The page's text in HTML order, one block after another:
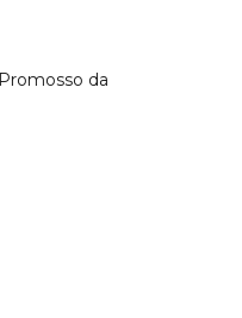
Promosso da